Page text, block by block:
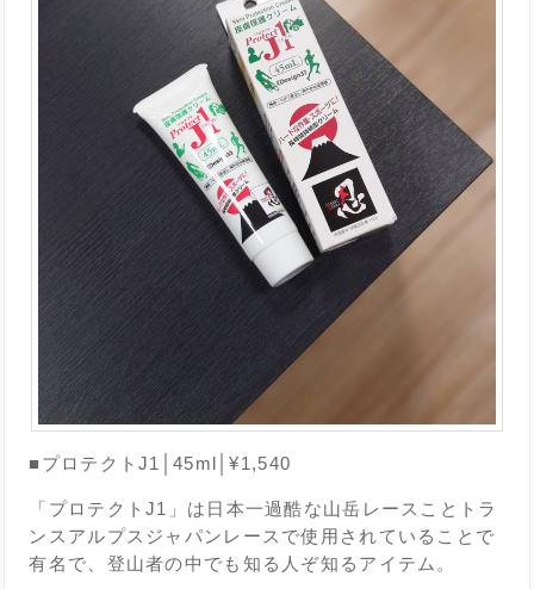
■プロテクトJ1│45ml│¥1,540
「プロテクトJ1」は日本一過酷な山岳レースことトラ
ンスアルプスジャパンレースで使用されていることで
有名で、登山者の中でも知る人ぞ知るアイテム。